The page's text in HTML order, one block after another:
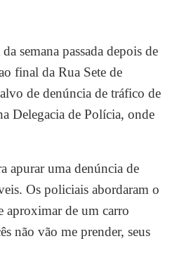
semana passada depois de
final da Rua Sete de
de denúncia de tráfico de
Delegacia de Polícia, onde
apurar uma denúncia de
Os policiais abordaram o
aproximar de um carro
não vão me prender, seus